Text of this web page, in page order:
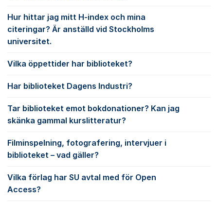
Hur hittar jag mitt H-index och mina
citeringar? Är anställd vid Stockholms
universitet.
Vilka öppettider har biblioteket?
Har biblioteket Dagens Industri?
Tar biblioteket emot bokdonationer? Kan jag
skänka gammal kurslitteratur?
Filminspelning, fotografering, intervjuer i
biblioteket – vad gäller?
Vilka förlag har SU avtal med för Open
Access?